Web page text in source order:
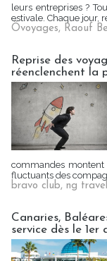
leurs entreprises ?
estivale. Chaque jour,
Ôvoyages, Raouf
Reprise des
réenclenchent la
commandes montent
fluctuants des
bravo club, ng travel
Canaries,
service dès le